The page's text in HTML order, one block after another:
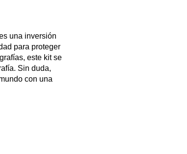
una inversión
para proteger
este kit se
Sin duda,
con una